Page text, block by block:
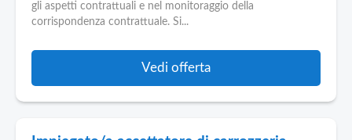
gli aspetti contrattuali e nel monitoraggio della
corrispondenza contrattuale. Si...
Vedi offerta